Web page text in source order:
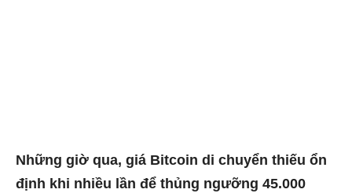
Những giờ qua, giá Bitcoin di chuyển thiếu ổn
định khi nhiều lần để thủng ngưỡng 45.000